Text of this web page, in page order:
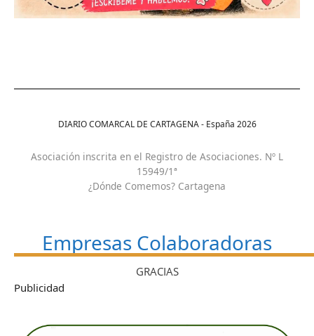
DIARIO COMARCAL DE CARTAGENA - España 2026
Asociación inscrita en el Registro de Asociaciones. Nº L
15949/1ª
¿Dónde Comemos? Cartagena
Empresas Colaboradoras
GRACIAS
Publicidad